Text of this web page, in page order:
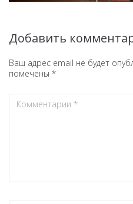
Добавить
Ваш адрес email не будет
помечены *